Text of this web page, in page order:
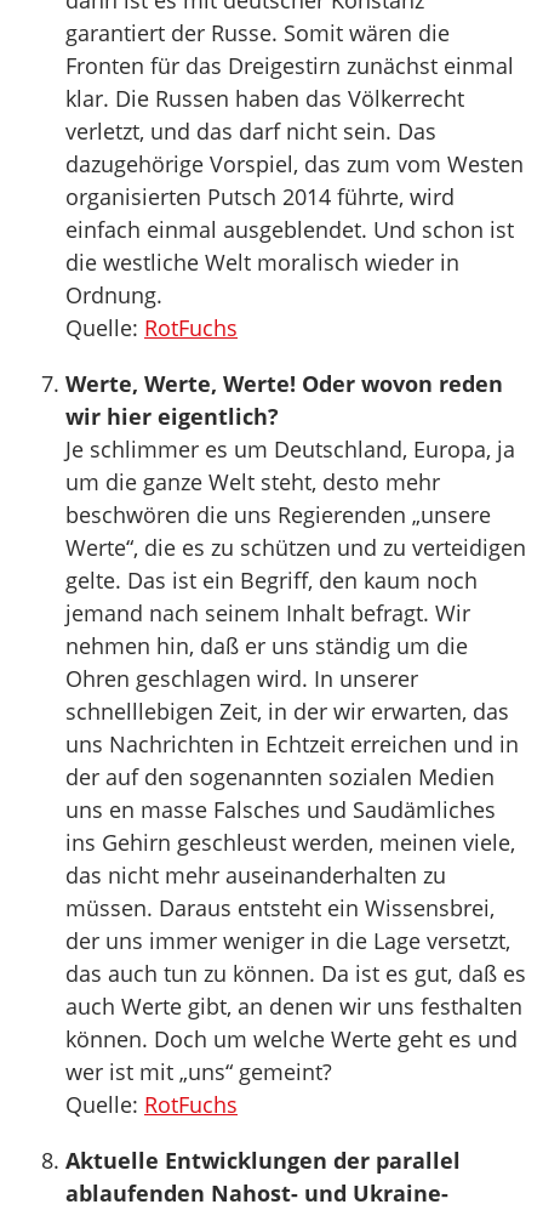
garantiert der Russe. Somit wären die
Fronten für das Dreigestirn zunächst einmal
klar. Die Russen haben das Völkerrecht
verletzt, und das darf nicht sein. Das
dazugehörige Vorspiel, das zum vom Westen
organisierten Putsch 2014 führte, wird
einfach einmal ausgeblendet. Und schon ist
die westliche Welt moralisch wieder in
Ordnung.
Quelle: RotFuchs
Werte, Werte, Werte! Oder wovon reden
wir hier eigentlich?
Je schlimmer es um Deutschland, Europa, ja
um die ganze Welt steht, desto mehr
beschwören die uns Regierenden „unsere
Werte“, die es zu schützen und zu verteidigen
gelte. Das ist ein Begriff, den kaum noch
jemand nach seinem Inhalt befragt. Wir
nehmen hin, daß er uns ständig um die
Ohren geschlagen wird. In unserer
schnelllebigen Zeit, in der wir erwarten, das
uns Nachrichten in Echtzeit erreichen und in
der auf den sogenannten sozialen Medien
uns en masse Falsches und Saudämliches
ins Gehirn geschleust werden, meinen viele,
das nicht mehr auseinanderhalten zu
müssen. Daraus entsteht ein Wissensbrei,
der uns immer weniger in die Lage versetzt,
das auch tun zu können. Da ist es gut, daß es
auch Werte gibt, an denen wir uns festhalten
können. Doch um welche Werte geht es und
wer ist mit „uns“ gemeint?
Quelle: RotFuchs
Aktuelle Entwicklungen der parallel
ablaufenden Nahost- und Ukraine-